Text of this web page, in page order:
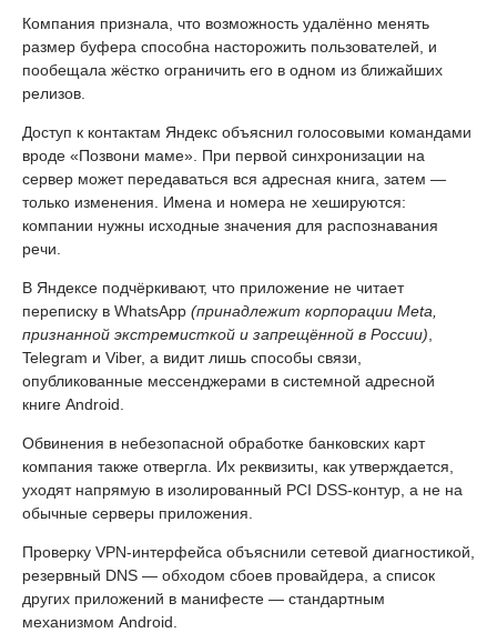
Компания признала, что возможность удалённо менять
размер буфера способна насторожить пользователей, и
пообещала жёстко ограничить его в одном из ближайших
релизов.
Доступ к контактам Яндекс объяснил голосовыми командами
вроде «Позвони маме». При первой синхронизации на
сервер может передаваться вся адресная книга, затем —
только изменения. Имена и номера не хешируются:
компании нужны исходные значения для распознавания
речи.
В Яндексе подчёркивают, что приложение не читает
переписку в WhatsApp (принадлежит корпорации Meta,
признанной экстремисткой и запрещённой в России)
Telegram и Viber, а видит лишь способы связи,
опубликованные мессенджерами в системной адресной
книге Android.
Обвинения в небезопасной обработке банковских карт
компания также отвергла. Их реквизиты, как утверждается,
уходят напрямую в изолированный PCI DSS-контур, а не на
обычные серверы приложения.
Проверку VPN-интерфейса объяснили сетевой диагностикой,
резервный DNS — обходом сбоев провайдера, а список
других приложений в манифесте — стандартным
механизмом Android.